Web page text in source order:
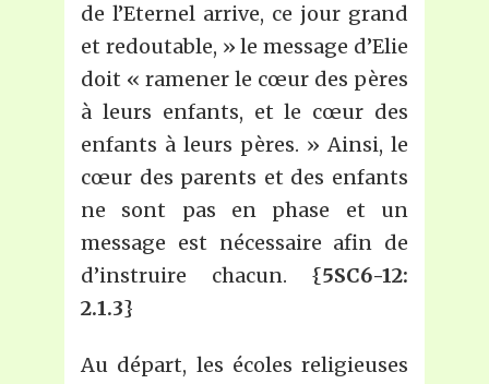
de l’Eternel arrive, ce jour grand
et redoutable, » le message d’Elie
doit « ramener le cœur des pères
à leurs enfants, et le cœur des
enfants à leurs pères. » Ainsi, le
cœur des parents et des enfants
ne sont pas en phase et un
message est nécessaire afin de
d’instruire chacun. {5SC6-12:
2.1.3}
Au départ, les écoles religieuses